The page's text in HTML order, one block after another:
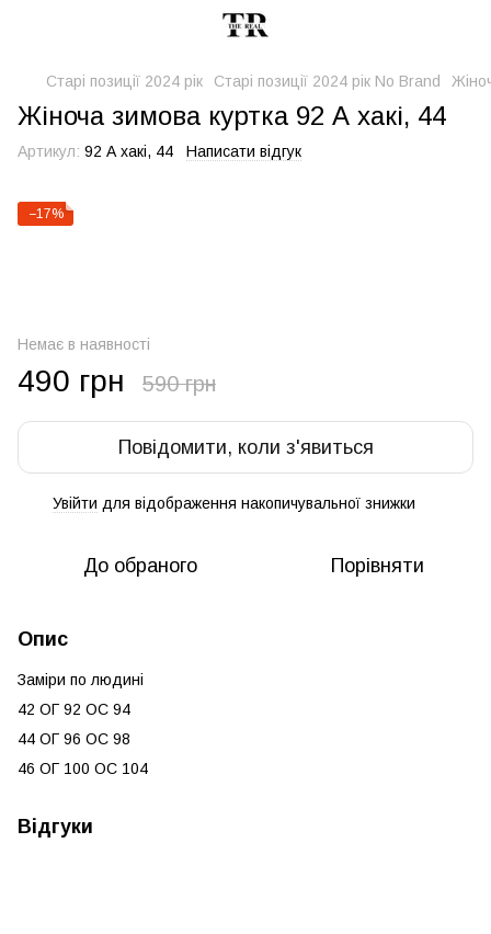
Старі позиції 2024 рік Старі позиції 2024 рік No Brand
Жіноча зимова куртка 92 А хакі, 44
Артикул: 92 А хакі, 44 Написати відгук
−17%
Немає в наявності
490 грн 590 грн
Повідомити, коли з'явиться
Увійти для відображення накопичувальної знижки
До обраного Порівняти
Опис
Заміри по людині
42 ОГ 92 ОС 94
44 ОГ 96 ОС 98
46 ОГ 100 ОС 104
Відгуки